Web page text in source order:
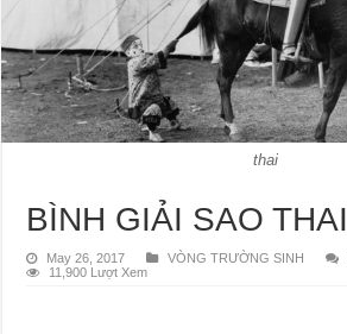
thai
BÌNH GIẢI SAO THAI
May 26, 2017 VÒNG TRƯỜNG SINH
11,900 Lượt Xem